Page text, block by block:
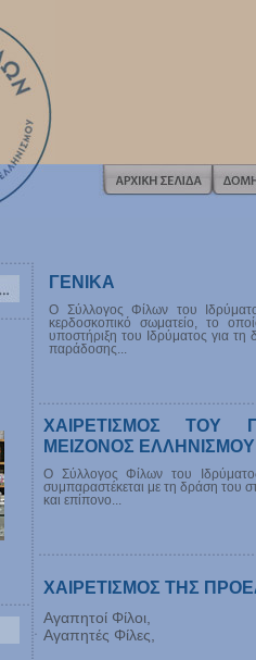
ΓΕΝΙΚΑ
Ο Σύλλογος Φίλων του
κερδοσκοπικό σωματείο, το
υποστήριξη του Ιδρύματος για τη
παράδοσης...
ΧΑΙΡΕΤΙΣΜΟΣ ΤΟΥ
ΜΕΙΖΟΝΟΣ ΕΛΛΗΝΙΣΜΟΥ
Ο Σύλλογος Φίλων του
συμπαραστέκεται με τη δράση του
και επίπονο...
ΧΑΙΡΕΤΙΣΜΟΣ ΤΗΣ
Αγαπητοί Φίλοι,
Αγαπητές Φίλες,